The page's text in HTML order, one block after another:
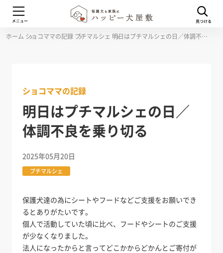
ホーム ショコママの記録 プチマルシェ 明日はプチマルシェの日／体調不良を乗り切る
ショコママの記録
明日はプチマルシェの日／
体調不良を乗り切る
2025年05月20日
プチマルシェ
保護犬達の為にシートやフードなどご支援をお願いでき
るとありがたいです。
個人で活動していた頃に比べ、フードやシートのご支援
が少なくなりました。
法人になったからと言ってどこかからどかんとご寄付が